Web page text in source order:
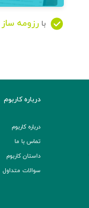
با رزومه ساز
درباره کاربوم
درباره کاربوم
تماس با ما
داستان کاربوم
سوالات متداول